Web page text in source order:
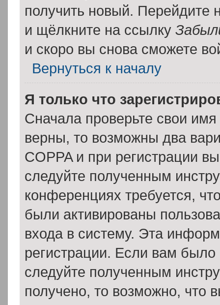
получить новый. Перейдите
и щёлкните на ссылку
и скоро вы снова сможете
Вернуться к началу
Я только что
Сначала проверьте свои
верны, то возможны два
COPPA и при регистрации
следуйте полученным
конференциях требуется,
были активированы
входа в систему. Эта
регистрации. Если вам
следуйте полученным
получено, то возможно, что